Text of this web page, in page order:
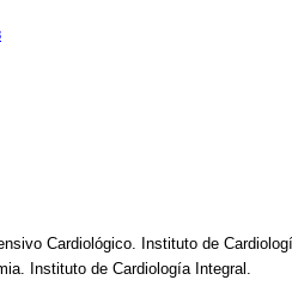
Cardiológico. Instituto de
Instituto de Cardiología Integral.